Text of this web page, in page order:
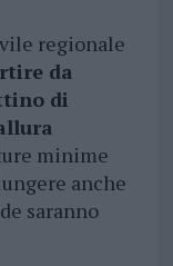
regionale
da
di
minime
anche
saranno